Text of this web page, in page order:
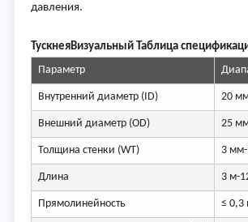
давления.
ТускнеяВизуальный Таблица
Параметр
Внутренний диаметр (ID) 20
Внешний диаметр (OD) 25
Толщина стенки (WT) 3
Длина 3 м-
Прямолинейность ≤ 0,3